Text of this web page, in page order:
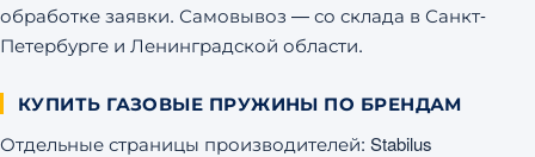
обработке заявки. Самовывоз — со склада в Санкт-
Петербурге и Ленинградской области.
КУПИТЬ ГАЗОВЫЕ ПРУЖИНЫ ПО БРЕНДАМ
Отдельные страницы производителей: Stabilus